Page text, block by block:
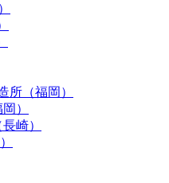
所（福岡）
）
崎）